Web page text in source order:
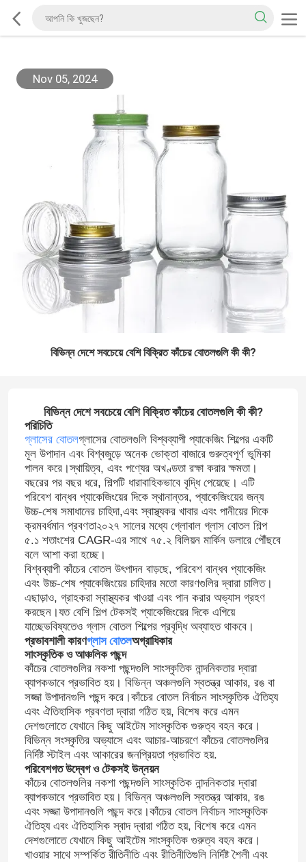
Nov 05, 2024
বিভিন্ন দেশে সবচেয়ে বেশি বিক্রিত কাঁচের বোতলগুলি কী কী?
বিভিন্ন দেশে সবচেয়ে বেশি বিক্রিত কাঁচের বোতলগুলি কী কী?
পরিচিতি
গ্লাসের বোতলগ্লাসের বোতলগুলি বিশ্বব্যাপী প্যাকেজিং শিল্পের একটি
মূল উপাদান এবং বিশ্বজুড়ে অনেক ভোক্তা বাজারে গুরুত্বপূর্ণ ভূমিকা
পালন করে।স্থায়িত্ব, এবং পণ্যের অখণ্ডতা রক্ষা করার ক্ষমতা।
বছরের পর বছর ধরে, শিল্পটি ধারাবাহিকভাবে বৃদ্ধি পেয়েছে। এটি
পরিবেশ বান্ধব প্যাকেজিংয়ের দিকে স্থানান্তর, প্যাকেজিংয়ের জন্য
উচ্চ-শেষ সমাধানের চাহিদা,এবং স্বাস্থ্যকর খাবার এবং পানীয়ের দিকে
ক্রমবর্ধমান প্রবণতা২০২৭ সালের মধ্যে গ্লোবাল গ্লাস বোতল শিল্প
৫.১ শতাংশের CAGR-এর সাথে ৭৫.২ বিলিয়ন মার্কিন ডলারে পৌঁছবে
বলে আশা করা হচ্ছে।
বিশ্বব্যাপী কাঁচের বোতল উৎপাদন বাড়ছে, পরিবেশ বান্ধব প্যাকেজিং
এবং উচ্চ-শেষ প্যাকেজিংয়ের চাহিদার মতো কারণগুলির দ্বারা চালিত।
এছাড়াও, গ্রাহকরা স্বাস্থ্যকর খাওয়া এবং পান করার অভ্যাস গ্রহণ
করছেন।যত বেশি শিল্প টেকসই প্যাকেজিংয়ের দিকে এগিয়ে
যাচ্ছেভবিষ্যতেও গ্লাস বোতল শিল্পের প্রবৃদ্ধি অব্যাহত থাকবে।
প্রভাবশালী কারণগ্লাস বোতলঅগ্রাধিকার
সাংস্কৃতিক ও আঞ্চলিক পছন্দ
কাঁচের বোতলগুলির নকশা পছন্দগুলি সাংস্কৃতিক নান্দনিকতার দ্বারা
ব্যাপকভাবে প্রভাবিত হয়। বিভিন্ন অঞ্চলগুলি স্বতন্ত্র আকার, রঙ বা
সজ্জা উপাদানগুলি পছন্দ করে।কাঁচের বোতল নির্বাচন সাংস্কৃতিক ঐতিহ্য
এবং ঐতিহাসিক প্রবণতা দ্বারা গঠিত হয়, বিশেষ করে এমন
দেশগুলোতে যেখানে কিছু আইটেম সাংস্কৃতিক গুরুত্ব বহন করে।
বিভিন্ন সংস্কৃতির অভ্যাসে এবং আচার-আচরণে কাঁচের বোতলগুলির
নির্দিষ্ট স্টাইল এবং আকারের জনপ্রিয়তা প্রভাবিত হয়.
পরিবেশগত উদ্বেগ ও টেকসই উন্নয়ন
কাঁচের বোতলগুলির নকশা পছন্দগুলি সাংস্কৃতিক নান্দনিকতার দ্বারা
ব্যাপকভাবে প্রভাবিত হয়। বিভিন্ন অঞ্চলগুলি স্বতন্ত্র আকার, রঙ
এবং সজ্জা উপাদানগুলি পছন্দ করে।কাঁচের বোতল নির্বাচন সাংস্কৃতিক
ঐতিহ্য এবং ঐতিহাসিক স্বাদ দ্বারা গঠিত হয়, বিশেষ করে এমন
দেশগুলোতে যেখানে কিছু আইটেম সাংস্কৃতিক গুরুত্ব বহন করে।
খাওয়ার সাথে সম্পর্কিত রীতিনীতি এবং রীতিনীতিগুলি নির্দিষ্ট শৈলী এবং